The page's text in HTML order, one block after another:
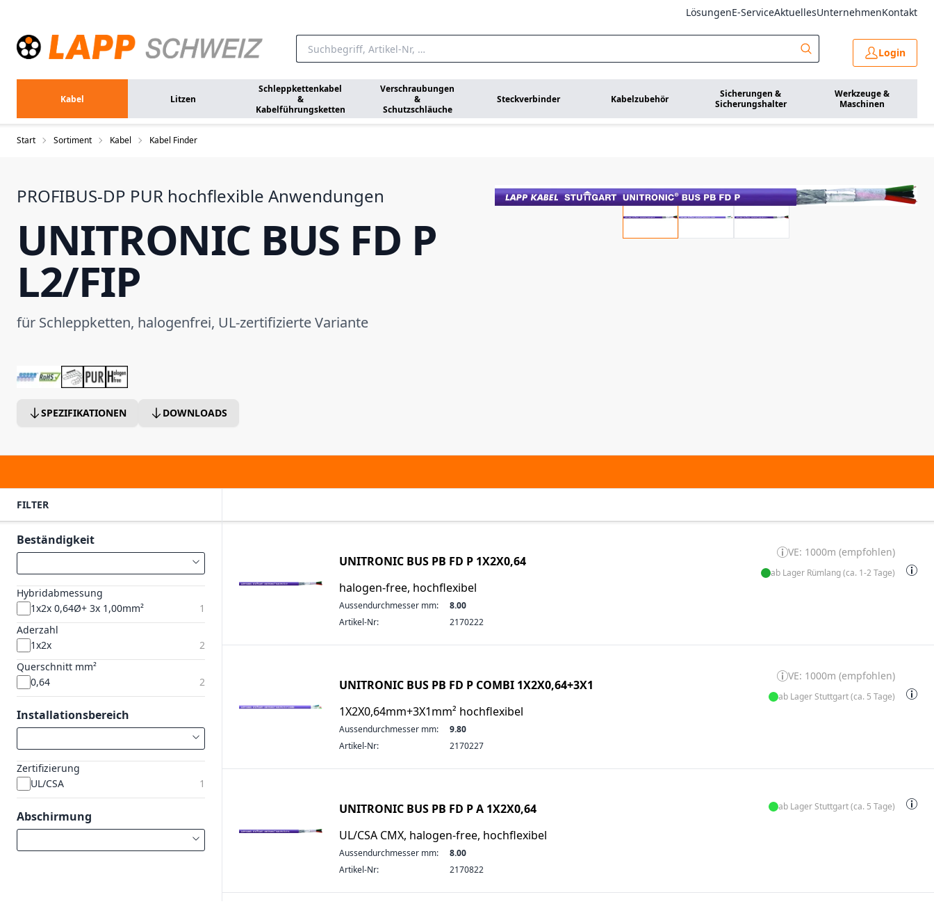
LösungenE-ServiceAktuellesUnternehmenKontakt
Login
Kabel Litzen
Schleppkettenkabel
&
Kabelführungsketten
Verschraubungen
&
Schutzschläuche
Steckverbinder Kabelzubehör
Sicherungen &
Sicherungshalter
Werkzeuge &
Maschinen
Start Sortiment Kabel Kabel Finder
PROFIBUS-DP PUR hochflexible Anwendungen
UNITRONIC BUS FD P
L2/FIP
für Schleppketten, halogenfrei, UL-zertifizierte Variante
SPEZIFIKATIONEN DOWNLOADS
UNITRONIC BUS PB FD P 1X2X0,64
halogen-free, hochflexibel
Aussendurchmesser mm:
8.00
Artikel-Nr:
2170222
VE: 1000m (empfohlen)
ab Lager Rümlang (ca. 1-2 Tage)
UNITRONIC BUS PB FD P COMBI 1X2X0,64+3X1
1X2X0,64mm+3X1mm² hochflexibel
Aussendurchmesser mm:
9.80
Artikel-Nr:
2170227
VE: 1000m (empfohlen)
ab Lager Stuttgart (ca. 5 Tage)
UNITRONIC BUS PB FD P A 1X2X0,64
UL/CSA CMX, halogen-free, hochflexibel
Aussendurchmesser mm:
8.00
Artikel-Nr:
2170822
ab Lager Stuttgart (ca. 5 Tage)
FILTER
Beständigkeit
Hybridabmessung
1x2x 0,64Ø+ 3x 1,00mm²
1
Aderzahl
1x2x
2
Querschnitt mm²
0,64
2
Installationsbereich
Zertifizierung
UL/CSA
1
Abschirmung